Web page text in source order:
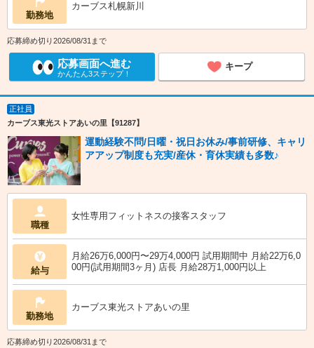
勤務地
カーブス札幌新川
応募締め切り2026/08/31まで
応募画面へ進む
かんたん3ステップ！
キープ
正社員
カーブス東光ストアあいの里【91287】
運動経験不問/日曜・祝日お休み/事前研修、キャリ
アアップ制度も充実/産休・育休実績も多数♪
職種
女性専用フィットネスの接客スタッフ
給与
月給26万6,000円〜29万4,000円 試用期間中 月給22万6,0
00円(試用期間3ヶ月) 店長 月給28万1,000円以上
勤務地
カーブス東光ストアあいの里
応募締め切り2026/08/31まで